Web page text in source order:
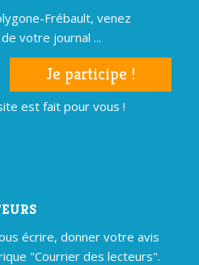
Frébault, venez
votre journal ...
Je participe !
est fait pour vous !
écrire, donner votre avis
"Courrier des lecteurs".